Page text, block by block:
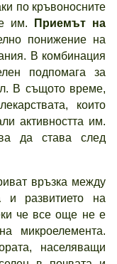
по кръвоносните
им.
Приемът на
понижение на
В комбинация
подпомага за
В същото време,
които
активността им.
да става след
връзка между
и развитието на
че все още не е
микроелемента.
населяващи